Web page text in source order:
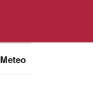
Meteo